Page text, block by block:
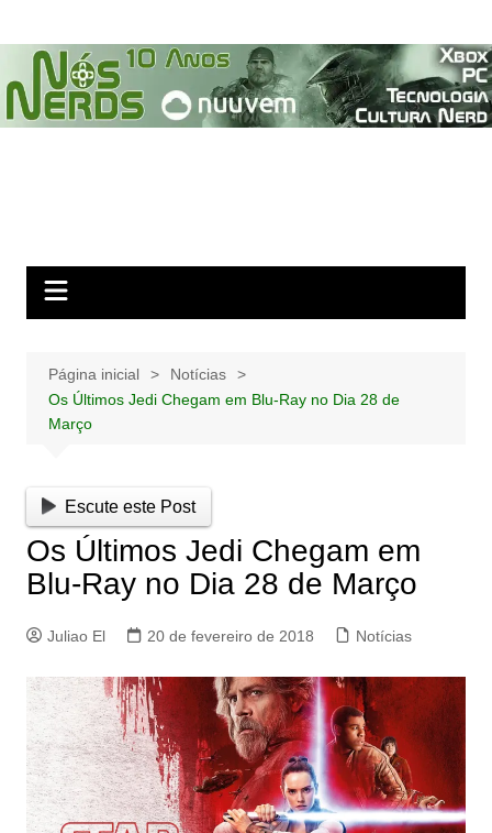
para
conteúdo
Página inicial
Notícias
Os Últimos Jedi Chegam em Blu-Ray no Dia 28 de
Março
Escute este Post
Os Últimos Jedi Chegam em
Blu-Ray no Dia 28 de Março
Juliao El 20 de fevereiro de 2018 Notícias